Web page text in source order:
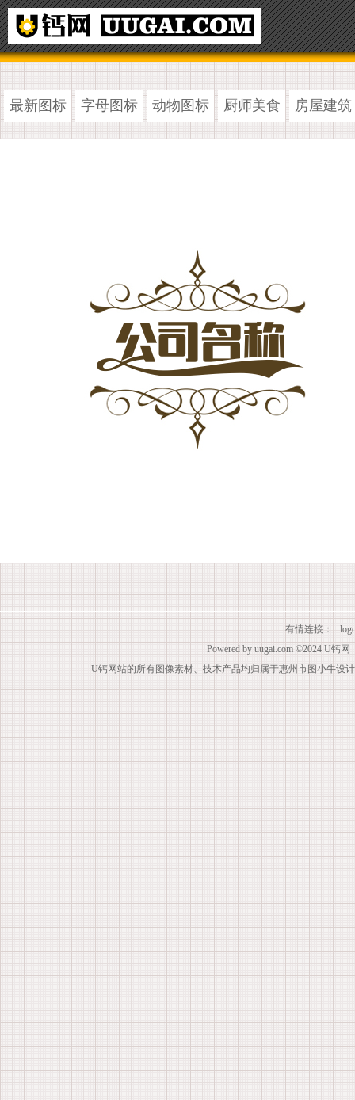
最新图标 字母图标 动物图标 厨师美食 房屋建筑
有情连接：
Powered by uugai.com ©2024 U钙网
U钙网站的所有图像素材、技术产品均归属于惠州市图小牛设